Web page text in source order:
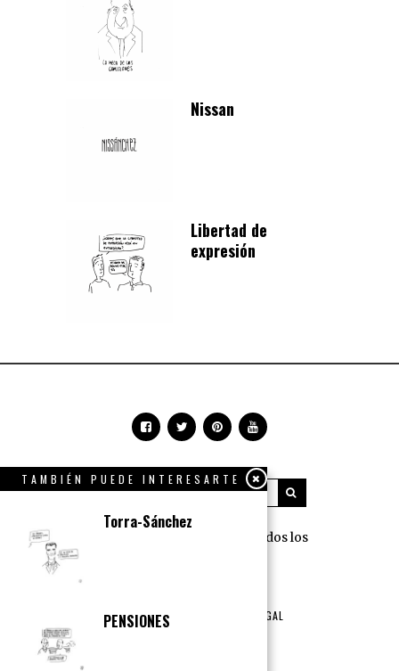
Nissan
Libertad de
expresión
360 Grados Press © 2018 Todos los
TÉRMINOS DE USO Y AVISO LEGAL
TAMBIÉN PUEDE INTERESARTE
Torra-Sánchez
PENSIONES